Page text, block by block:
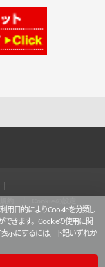
用目的によりCookieを分類し
できます。Cookieの使用に関
示にするには、下記いずれか